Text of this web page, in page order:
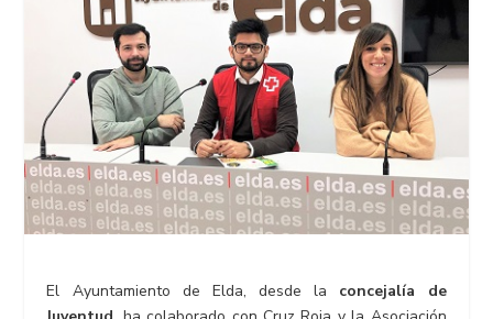
El Ayuntamiento de Elda, desde la concejalía de